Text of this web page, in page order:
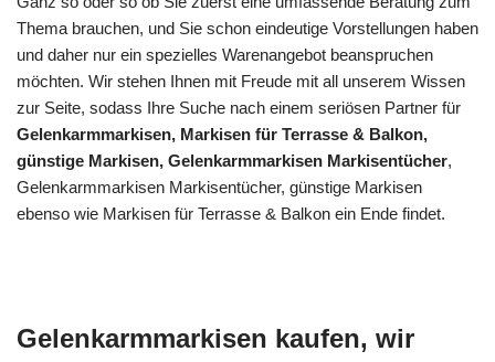
Thema brauchen, und Sie schon eindeutige Vorstellungen haben
und daher nur ein spezielles Warenangebot beanspruchen
möchten. Wir stehen Ihnen mit Freude mit all unserem Wissen
zur Seite, sodass Ihre Suche nach einem seriösen Partner für
Gelenkarmmarkisen, Markisen für Terrasse & Balkon,
günstige Markisen, Gelenkarmmarkisen Markisentücher,
Gelenkarmmarkisen Markisentücher, günstige Markisen
ebenso wie Markisen für Terrasse & Balkon ein Ende findet.
Gelenkarmmarkisen kaufen, wir